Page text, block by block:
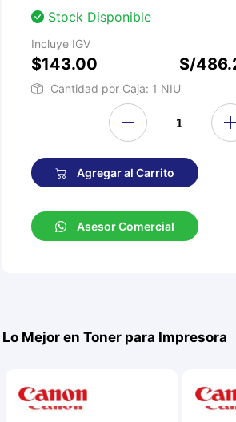
Stock Disponible
Incluye IGV
$143.00 S/
Cantidad por Caja: 1 NIU
Agregar al Carrito
Asesor Comercial
Lo Mejor en Toner para Impresora